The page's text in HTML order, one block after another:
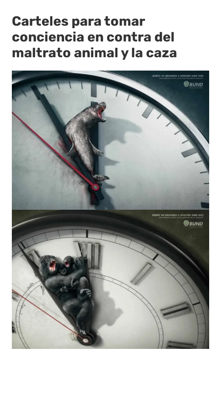
Carteles para tomar
conciencia en contra del
maltrato animal y la caza